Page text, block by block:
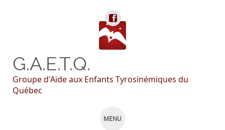
G.A.E.T.Q.
Groupe d'Aide aux Enfants Tyrosinémiques du
Québec
MENU